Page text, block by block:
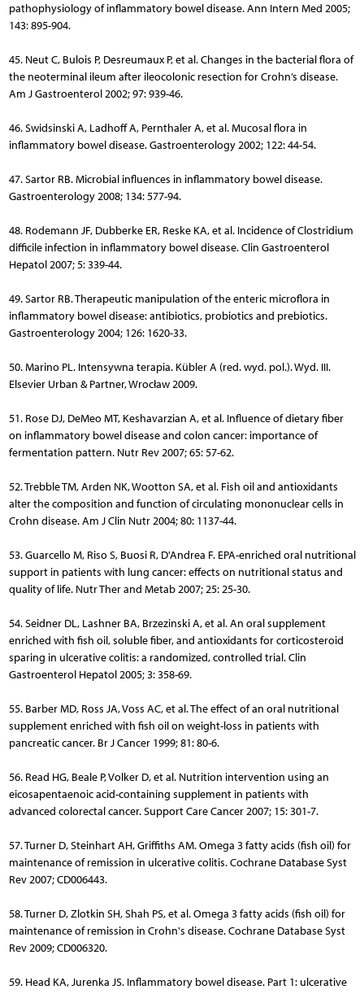
pathophysiology of inflammatory bowel disease. Ann Intern Med 2005;
143: 895-904.
45. Neut C, Bulois P, Desreumaux P, et al. Changes in the bacterial flora of
the neoterminal ileum after ileocolonic resection for Crohn’s disease.
Am J Gastroenterol 2002; 97: 939-46.
46. Swidsinski A, Ladhoff A, Pernthaler A, et al. Mucosal flora in
inflammatory bowel disease. Gastroenterology 2002; 122: 44-54.
47. Sartor RB. Microbial influences in inflammatory bowel disease.
Gastroenterology 2008; 134: 577-94.
48. Rodemann JF, Dubberke ER, Reske KA, et al. Incidence of Clostridium
difficile infection in inflammatory bowel disease. Clin Gastroenterol
Hepatol 2007; 5: 339-44.
49. Sartor RB. Therapeutic manipulation of the enteric microflora in
inflammatory bowel disease: antibiotics, probiotics and prebiotics.
Gastroenterology 2004; 126: 1620-33.
50. Marino PL. Intensywna terapia. Kübler A (red. wyd. pol.). Wyd. III.
Elsevier Urban & Partner, Wrocław 2009.
51. Rose DJ, DeMeo MT, Keshavarzian A, et al. Influence of dietary fiber
on inflammatory bowel disease and colon cancer: importance of
fermentation pattern. Nutr Rev 2007; 65: 57-62.
52. Trebble TM, Arden NK, Wootton SA, et al. Fish oil and antioxidants
alter the composition and function of circulating mononuclear cells in
Crohn disease. Am J Clin Nutr 2004; 80: 1137-44.
53. Guarcello M, Riso S, Buosi R, D'Andrea F. EPA-enriched oral nutritional
support in patients with lung cancer: effects on nutritional status and
quality of life. Nutr Ther and Metab 2007; 25: 25-30.
54. Seidner DL, Lashner BA, Brzezinski A, et al. An oral supplement
enriched with fish oil, soluble fiber, and antioxidants for corticosteroid
sparing in ulcerative colitis: a randomized, controlled trial. Clin
Gastroenterol Hepatol 2005; 3: 358-69.
55. Barber MD, Ross JA, Voss AC, et al. The effect of an oral nutritional
supplement enriched with fish oil on weight-loss in patients with
pancreatic cancer. Br J Cancer 1999; 81: 80-6.
56. Read HG, Beale P, Volker D, et al. Nutrition intervention using an
eicosapentaenoic acid-containing supplement in patients with
advanced colorectal cancer. Support Care Cancer 2007; 15: 301-7.
57. Turner D, Steinhart AH, Griffiths AM. Omega 3 fatty acids (fish oil) for
maintenance of remission in ulcerative colitis. Cochrane Database Syst
Rev 2007; CD006443.
58. Turner D, Zlotkin SH, Shah PS, et al. Omega 3 fatty acids (fish oil) for
maintenance of remission in Crohn's disease. Cochrane Database Syst
Rev 2009; CD006320.
59. Head KA, Jurenka JS. Inflammatory bowel disease. Part 1: ulcerative